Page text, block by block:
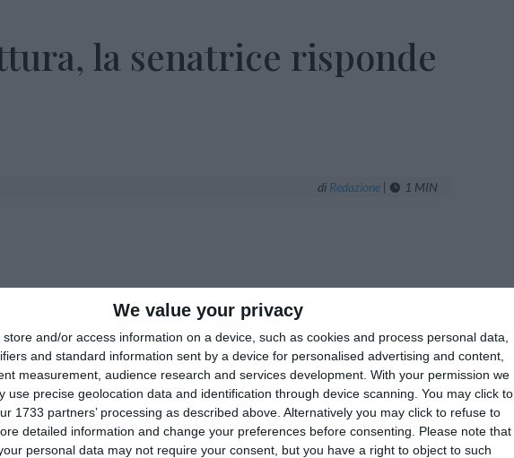
We value your privacy
store and/or access information on a device, such as cookies and process personal data,
and standard information sent by a device for personalised advertising and content,
measurement, audience research and services development. With your permission we
use precise geolocation data and identification through device scanning. You may click to
1733 partners’ processing as described above. Alternatively you may click to refuse to
detailed information and change your preferences before consenting.
Please note that
personal data may not require your consent, but you have a right to object to such
la senatrice risponde
di Redazione|  1 MIN
conosco, e a chi lui rappresenta.
legga con attenzione i quotidiani cui
annunciato e riportato il convegno
alla Sala Isma, dalla sottoscritta e dal
sulla promozione della Lettura.